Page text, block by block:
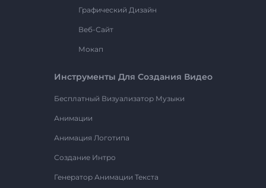
Графический Дизайн
Веб-Сайт
Мокап
Инструменты Для Создания Видео
Бесплатный Визуализатор Музыки
Анимации
Анимация Логотипа
Создание Интро
Генератор Анимации Текста